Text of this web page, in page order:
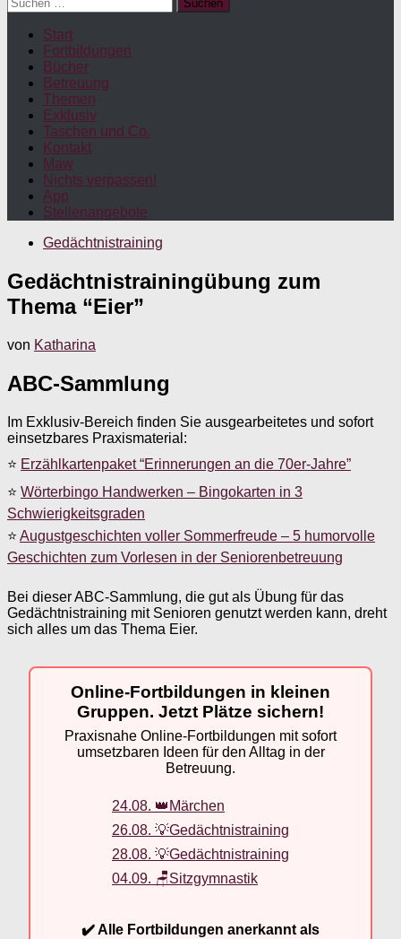
nach:
Start
Fortbildungen
Bücher
Betreuung
Themen
Exklusiv
Taschen und Co.
Kontakt
Maw
Nichts verpassen!
App
Stellenangebote
Gedächtnistraining
Gedächtnistrainingübung zum
Thema “Eier”
von Katharina
ABC-Sammlung
Im Exklusiv-Bereich finden Sie ausgearbeitetes und sofort
einsetzbares Praxismaterial:
⭐ Erzählkartenpaket “Erinnerungen an die 70er-Jahre”
⭐ Wörterbingo Handwerken – Bingokarten in 3
Schwierigkeitsgraden
⭐ Augustgeschichten voller Sommerfreude – 5 humorvolle
Geschichten zum Vorlesen in der Seniorenbetreuung
Bei dieser ABC-Sammlung, die gut als Übung für das
Gedächtnistraining mit Senioren genutzt werden kann, dreht
sich alles um das Thema Eier.
Online-Fortbildungen in kleinen
Gruppen. Jetzt Plätze sichern!
Praxisnahe Online-Fortbildungen mit sofort
umsetzbaren Ideen für den Alltag in der
Betreuung.
24.08. 👑Märchen
26.08. 💡Gedächtnistraining
28.08. 💡Gedächtnistraining
04.09. 🪑Sitzgymnastik
✔️ Alle Fortbildungen anerkannt als